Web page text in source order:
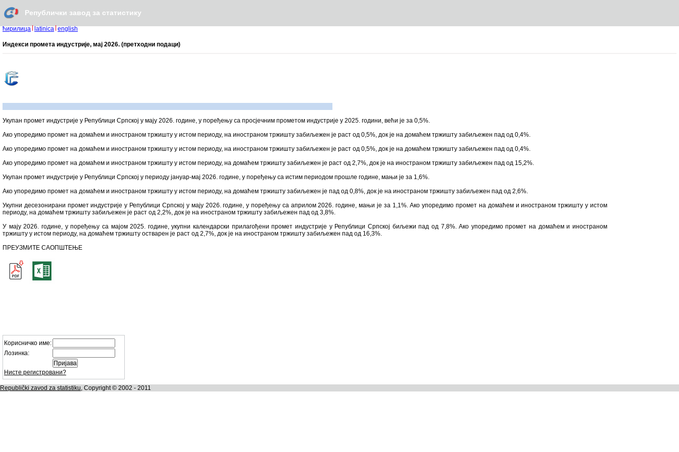
Републички завод за статистику
ћирилица latinica english
Индекси промета индустријe, мај 2026. (претходни подаци)
Укупан промет индустрије у Републици Српској у мају 2026. године, у поређењу са просјечним прометом индустрије у 2025. години, већи је за 0,5%.
Ако упоредимо промет на домаћем и иностраном тржишту у истом периоду, на иностраном тржишту забиљежен је раст од 0,5%, док је на домаћем тржишту забиљежен пад од 0,4%.
Ако упоредимо промет на домаћем и иностраном тржишту у истом периоду, на иностраном тржишту забиљежен је раст од 0,5%, док је на домаћем тржишту забиљежен пад од 0,4%.
Ако упоредимо промет на домаћем и иностраном тржишту у истом периоду, на домаћем тржишту забиљежен је раст од 2,7%, док је на иностраном тржишту забиљежен пад од 15,2%.
Укупан промет индустрије у Републици Српској у периоду јануар-мај 2026. године, у поређењу са истим периодом прошле године, мањи је за 1,6%.
Ако упоредимо промет на домаћем и иностраном тржишту у истом периоду, на домаћем тржишту забиљежен је пад од 0,8%, док је на иностраном тржишту забиљежен пад од 2,6%.
Укупни десезонирани промет индустрије у Републици Српској у мају 2026. године, у поређењу са априлом 2026. године, мањи је за 1,1%. Ако упоредимо промет на домаћем и иностраном тржишту у истом
периоду, на домаћем тржишту забиљежен је раст од 2,2%, док је на иностраном тржишту забиљежен пад од 3,8%.
У мају 2026. године, у поређењу са мајом 2025. године, укупни календарски прилагођени промет индустрије у Републици Српској биљежи пад од 7,8%. Ако упоредимо промет на домаћем и иностраном
тржишту у истом периоду, на домаћем тржишту остварен је раст од 2,7%, док је на иностраном тржишту забиљежен пад од 16,3%.
ПРЕУЗМИТЕ САОПШТЕЊЕ
Корисничко име:
Лозинка:
Нисте регистровани?
Republički zavod za statistiku, Copyright © 2002 - 2011